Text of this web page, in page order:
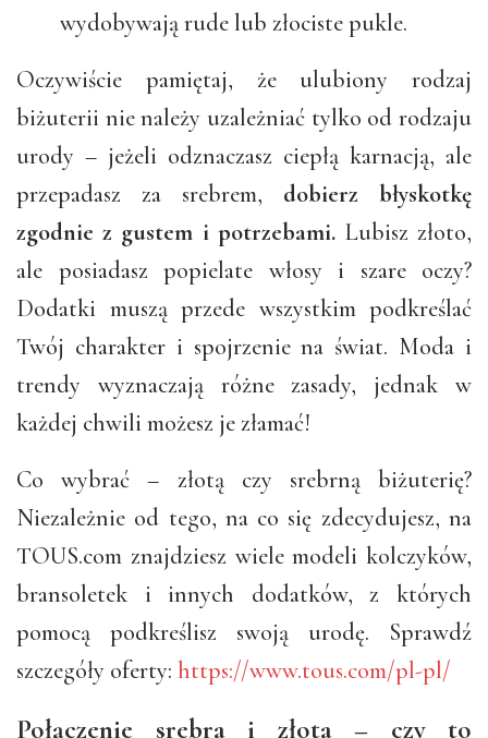
wydobywają rude lub złociste pukle.
Oczywiście pamiętaj, że ulubiony rodzaj
biżuterii nie należy uzależniać tylko od rodzaju
urody – jeżeli odznaczasz ciepłą karnacją, ale
przepadasz za srebrem, dobierz błyskotkę
zgodnie z gustem i potrzebami.Lubisz złoto,
ale posiadasz popielate włosy i szare oczy?
Dodatki muszą przede wszystkim podkreślać
Twój charakter i spojrzenie na świat. Moda i
trendy wyznaczają różne zasady, jednak w
każdej chwili możesz je złamać!
Co wybrać – złotą czy srebrną biżuterię?
Niezależnie od tego, na co się zdecydujesz, na
TOUS.com znajdziesz wiele modeli kolczyków,
bransoletek i innych dodatków, z których
pomocą podkreślisz swoją urodę. Sprawdź
szczegóły oferty: https://www.tous.com/pl-pl/
Połączenie srebra i złota – czy to